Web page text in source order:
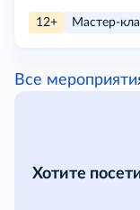
12+ Мастер-
Все
Хотите